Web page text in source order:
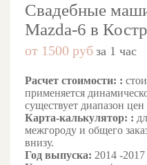
Свадебные
Mazda-6 в
от 1500 руб за 1 час
Расчет стоимости: :
применяется
существует диапазон
Карта-калькулятор: :
межгороду и общего
внизу.
Год выпуска: 2014 -2017